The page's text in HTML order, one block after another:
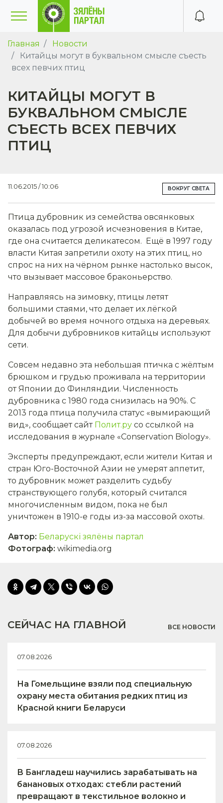
Главная
Новости
Китайцы могут в буквальном смысле съесть
всех певчих птиц
КИТАЙЦЫ МОГУТ В
БУКВАЛЬНОМ СМЫСЛЕ
СЪЕСТЬ ВСЕХ ПЕВЧИХ
ПТИЦ
11.06.2015 / 10:06 ВОКРУГ СВЕТА
Птица дубровник из семейства овсянковых
оказалась под угрозой исчезновения в Китае,
где она считается деликатесом. Ещё в 1997 году
власти Китая запретили охоту на этих птиц, но
спрос на них на чёрном рынке настолько высок,
что вызывает массовое браконьерство.
Направляясь на зимовку, птицы летят
большими стаями, что делает их лёгкой
добычей во время ночного отдыха на деревьях.
Для добычи дубровников китайцы используют
сети.
Совсем недавно эта небольшая птичка с жёлтым
брюшком и грудью проживала на территории
от Японии до Финляндии. Численность
дубровника с 1980 года снизилась на 90%. С
2013 года птица получила статус «вымирающий
вид», сообщает сайт Полит.ру со ссылкой на
исследования в журнале «Conservation Biology».
Эксперты предупреждают, если жители Китая и
стран Юго-Восточной Азии не умерят аппетит,
то дубровник может разделить судьбу
странствующего голубя, который считался
многочисленным видом, пока не был
уничтожен в 1910-е годы из-за массовой охоты.
Автор: Беларускі зялёны партал
Фотограф: wikimedia.org
СЕЙЧАС НА ГЛАВНОЙ ВСЕ НОВОСТИ
07.08.2026
На Гомельщине взяли под специальную
охрану места обитания редких птиц из
Красной книги Беларуси
07.08.2026
В Бангладеш научились зарабатывать на
банановых отходах: стебли растений
превращают в текстильное волокно и